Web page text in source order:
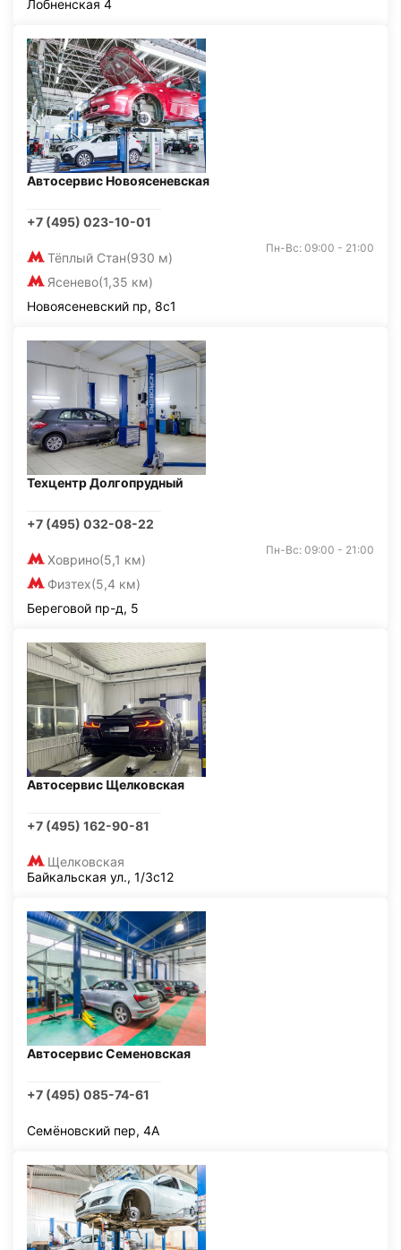
Лобненская 4
Автосервис Новоясеневская
+7 (495) 023-10-01
Тёплый Стан(930 м)
Ясенево(1,35 км)
Пн-Вс: 09:00 - 21:00
Новоясеневский пр, 8с1
Техцентр Долгопрудный
+7 (495) 032-08-22
Ховрино(5,1 км)
Физтех(5,4 км)
Пн-Вс: 09:00 - 21:00
Береговой пр-д, 5
Автосервис Щелковская
+7 (495) 162-90-81
Щелковская
Байкальская ул., 1/3с12
Автосервис Семеновская
+7 (495) 085-74-61
Семёновский пер, 4А